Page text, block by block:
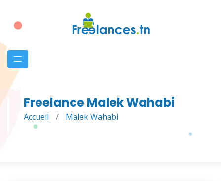
Freelance Malek Wahabi
Accueil / Malek Wahabi